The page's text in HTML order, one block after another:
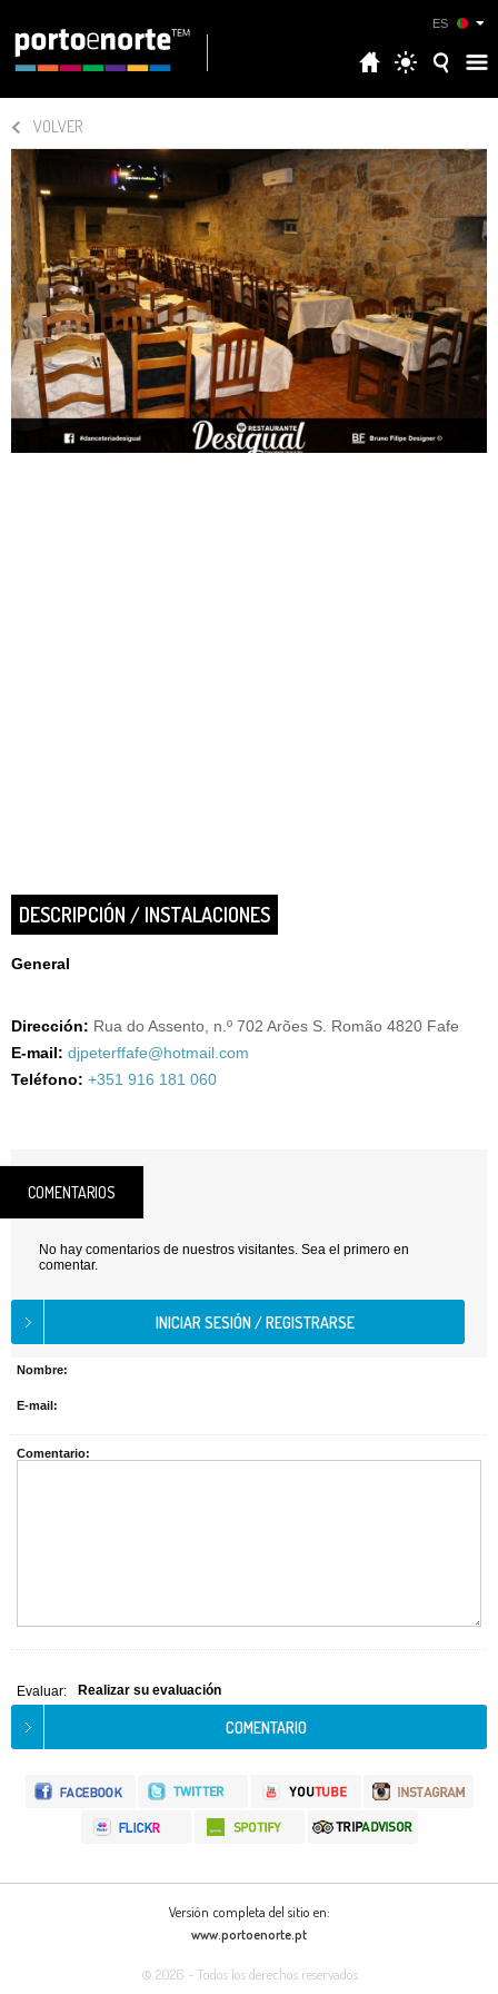
ES
VOLVER
DESCRIPCIÓN / INSTALACIONES
General
Dirección: Rua do Assento, n.º 702 Arões S. Romão 4820 Fafe
E-mail: djpeterffafe@hotmail.com
Teléfono: +351 916 181 060
COMENTARIOS
No hay comentarios de nuestros visitantes. Sea el primero en
comentar.
Nombre:
E-mail:
Comentario:
Evaluar: Realizar su evaluación
Versión completa del sitio en:
www.portoenorte.pt
© 2026 - Todos los derechos reservados